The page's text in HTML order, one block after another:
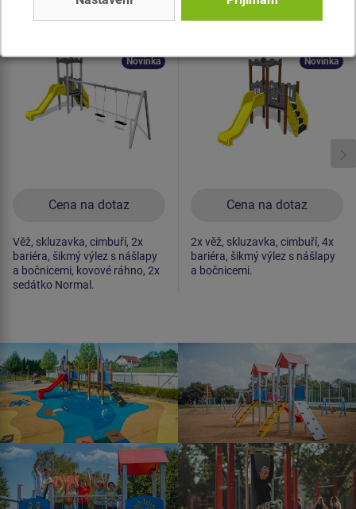
Herní sestava hrad
Cena na dotaz
Novinka
Věž, skluzavka, cimbuří, 2x
bariéra, šikmý výlez s nášlapy
a bočnicemi, kovové ráhno, 2x
sedátko Normal.
Herní sestava hrad
Cena na dotaz
Novinka
2x věž, skluzavka, cimbuří, 4x
bariéra, šikmý výlez s nášlapy
a bočnicemi.